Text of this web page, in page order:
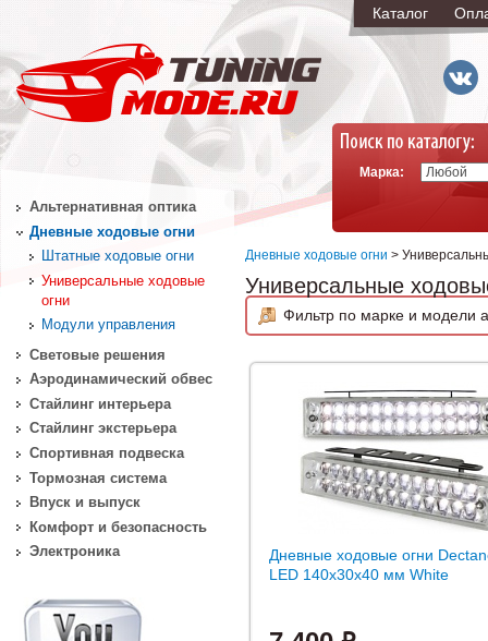
Каталог
Марка:
Дневные ходовые огни >
Универсальные
Фильтр по марке и модели
Дневные ходовые огни
LED 140x30x40 мм White
Альтернативная оптика
Дневные ходовые огни
Штатные ходовые огни
Универсальные ходовые
огни
Модули управления
Световые решения
Аэродинамический обвес
Стайлинг интерьера
Стайлинг экстерьера
Спортивная подвеска
Тормозная система
Впуск и выпуск
Комфорт и безопасность
Электроника